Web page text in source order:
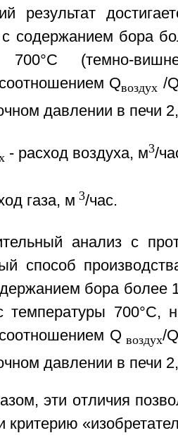
результат
содержанием бора
700°С (темно-
Qвоздух /
давлении в печи
- расход воздуха, м3/
газа, м 3/час.
анализ с
способ
бора более
температуры 700°С,
Q воздух/
давлении в печи
эти отличия
критерию